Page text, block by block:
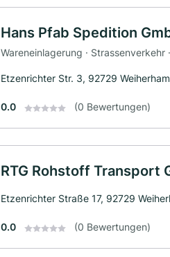
Hans Pfab Spedition
Wareneinlagerung · Strassenverkehr
Etzenrichter Str. 3, 92729
0.0 (0 Bewertungen)
RTG Rohstoff Transport
Etzenrichter Straße 17, 92729
0.0 (0 Bewertungen)